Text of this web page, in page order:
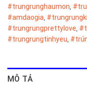
#trungrunghaumon
#amdaogia
#trungrungprettylove
#trungrungtinhyeu
MÔ TẢ